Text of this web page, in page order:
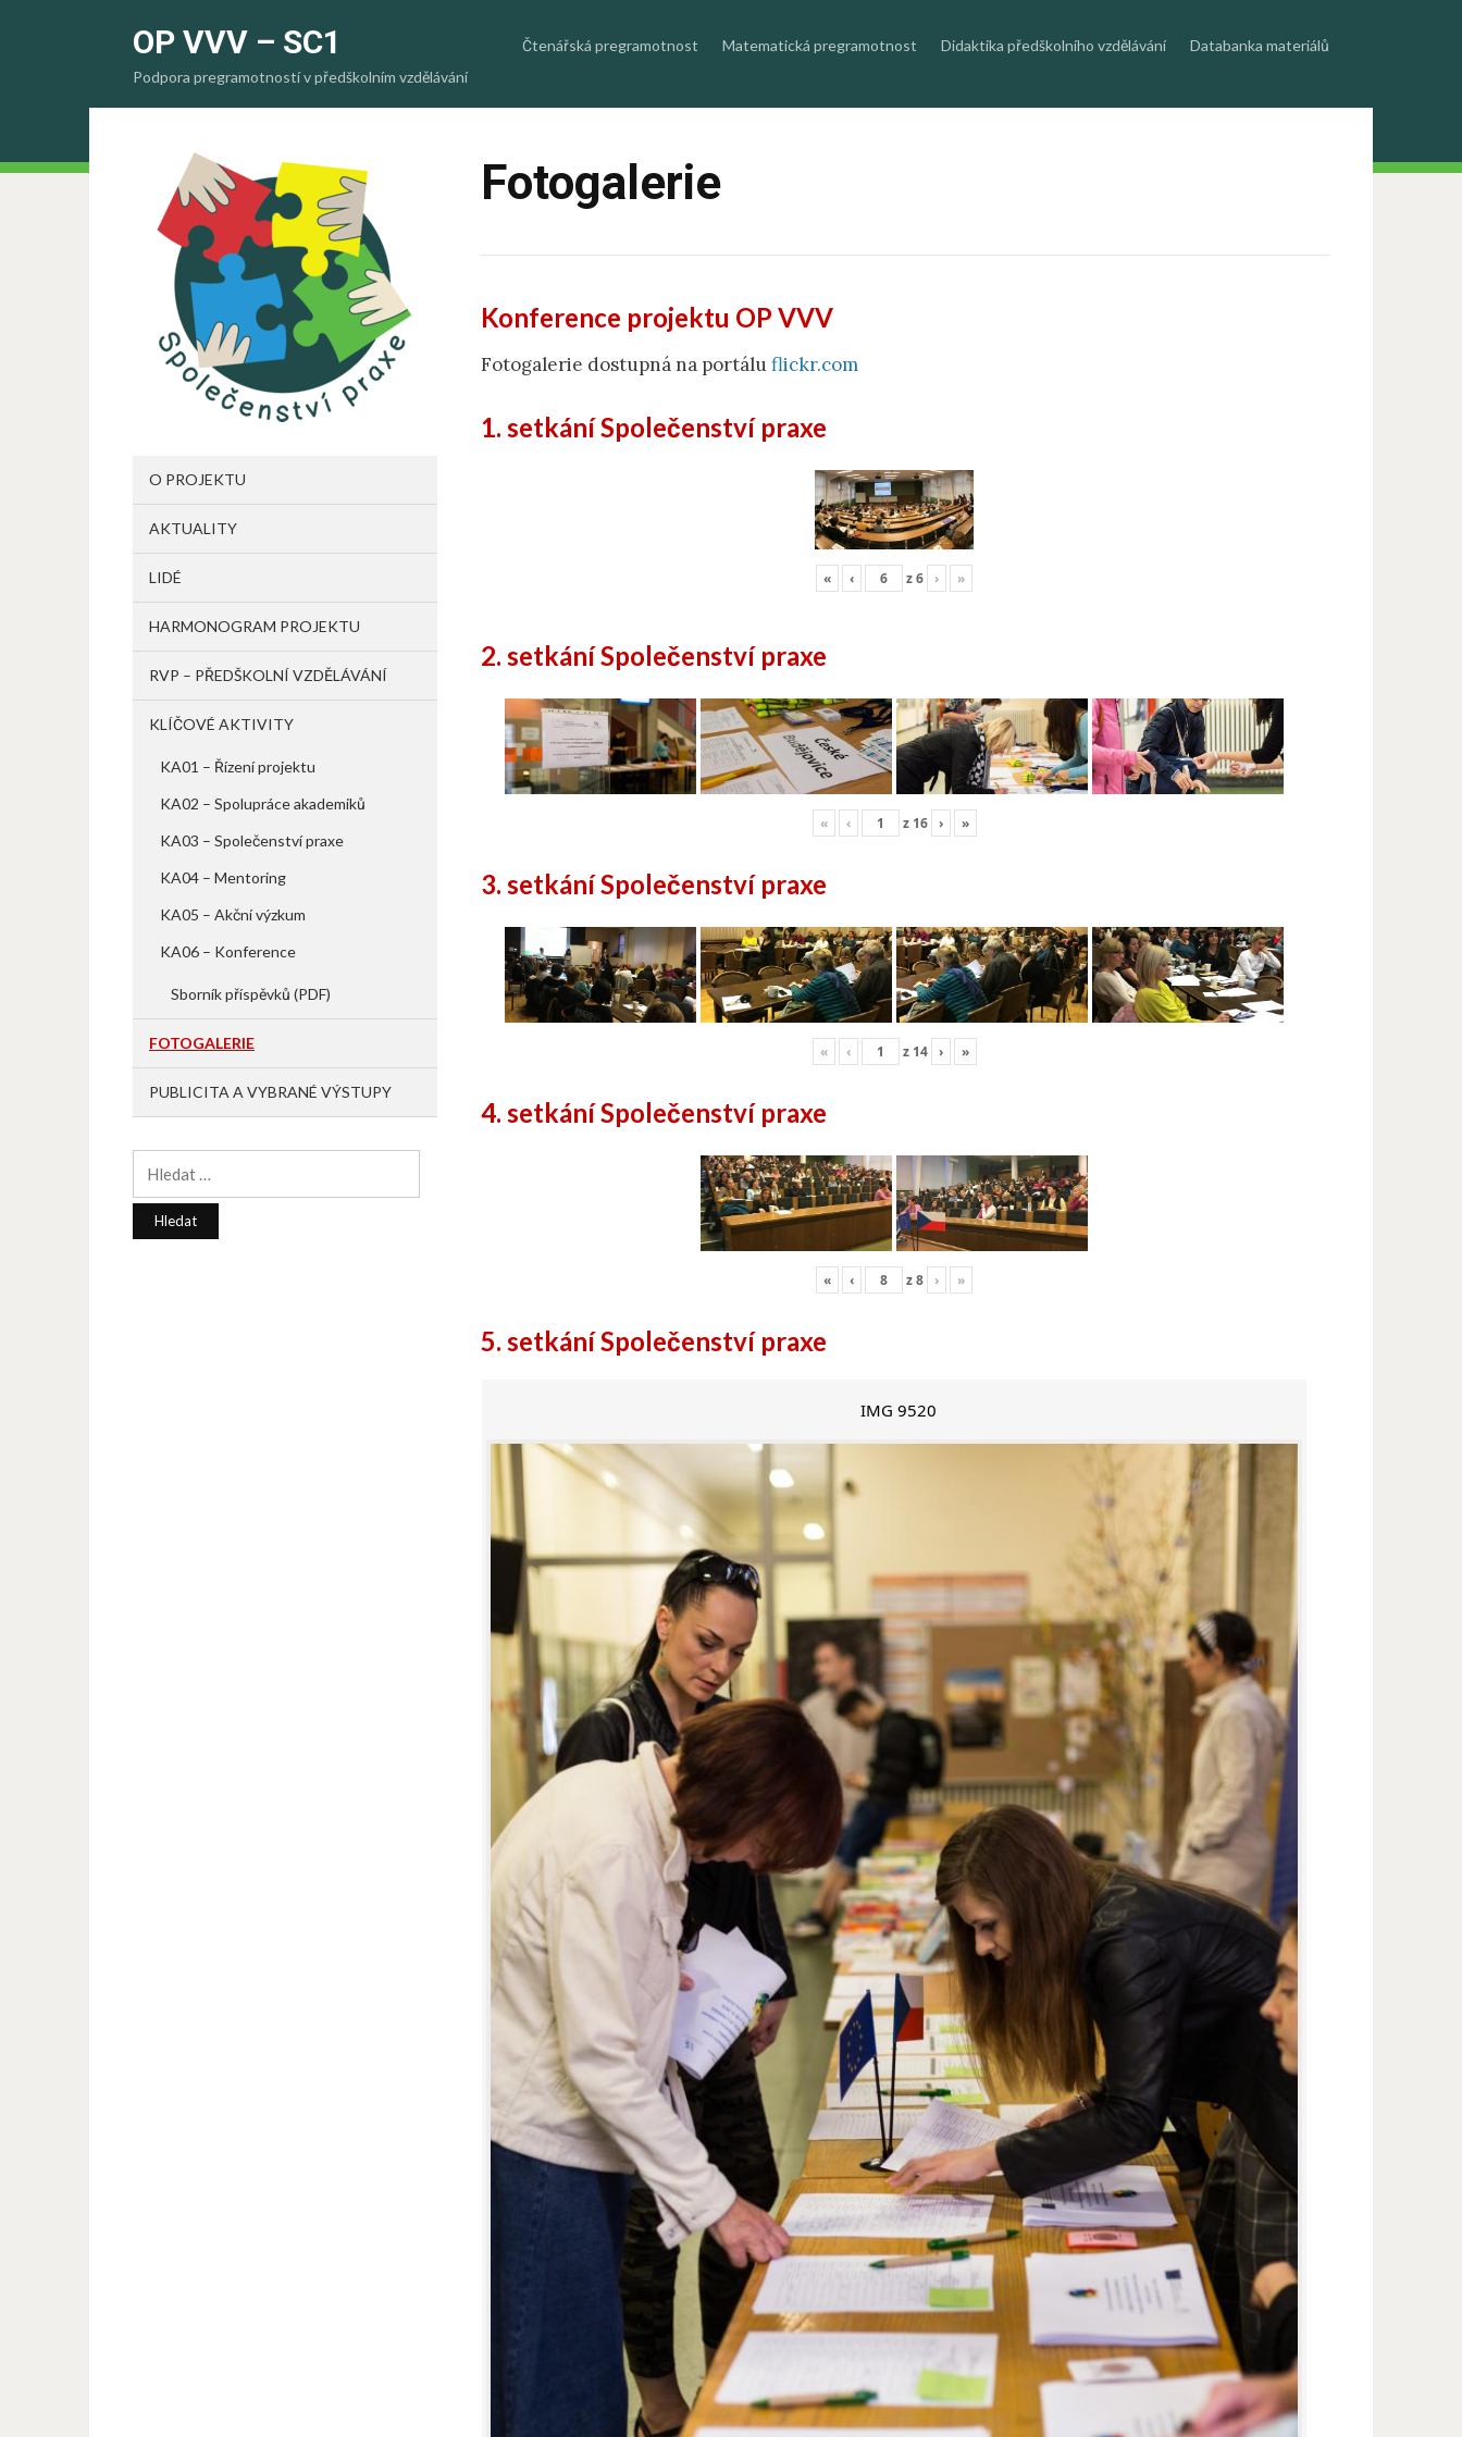
content
OP VVV – SC1
Podpora pregramotností v předškolním vzdělávání
Čtenářská pregramotnost Matematická pregramotnost Didaktika předškolního vzdělávání Databanka materiálů
Fotogalerie
Konference projektu OP VVV
Fotogalerie dostupná na portáluflickr.com
1. setkání Společenství praxe
« ‹ z6 › »
2. setkání Společenství praxe
« ‹ z 16 › »
3. setkání Společenství praxe
« ‹ z 14 › »
4. setkání Společenství praxe
« ‹ z8 › »
5. setkání Společenství praxe
IMG 9520
O PROJEKTU
AKTUALITY
LIDÉ
HARMONOGRAM PROJEKTU
RVP – PŘEDŠKOLNÍ VZDĚLÁVÁNÍ
KLÍČOVÉ AKTIVITY
KA01 – Řízení projektu
KA02 – Spolupráce akademiků
KA03 – Společenství praxe
KA04 – Mentoring
KA05 – Akční výzkum
KA06 – Konference
Sborník příspěvků (PDF)
FOTOGALERIE
PUBLICITA A VYBRANÉ VÝSTUPY